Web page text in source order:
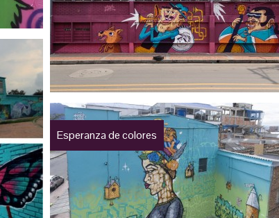
Esperanza de colores